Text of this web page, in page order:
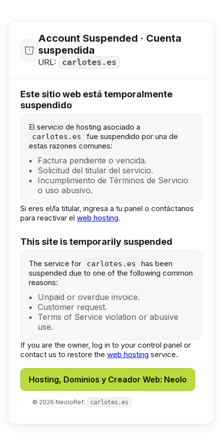
Account Suspended · Cuenta
suspendida
URL: carlotes.es
Este sitio web está temporalmente
suspendido
El servicio de hosting asociado a
carlotes.es
fue suspendido por una de
estas razones comunes:
Factura pendiente o vencida.
Solicitud del titular del servicio.
Incumplimiento de Términos de Servicio
o uso abusivo.
Si eres el/la titular, ingresa a tu panel o contáctanos
para reactivar el web hosting.
This site is temporarily suspended
The service for carlotes.es
has been
suspended due to one of the following common
reasons:
Unpaid or overdue invoice.
Customer request.
Terms of Service violation or abusive
use.
If you are the owner, log in to your control panel or
contact us to restore the web hosting service.
Hosting, Dominios y Creador Web: Neolo
© 2026 NeoloRef: carlotes.es